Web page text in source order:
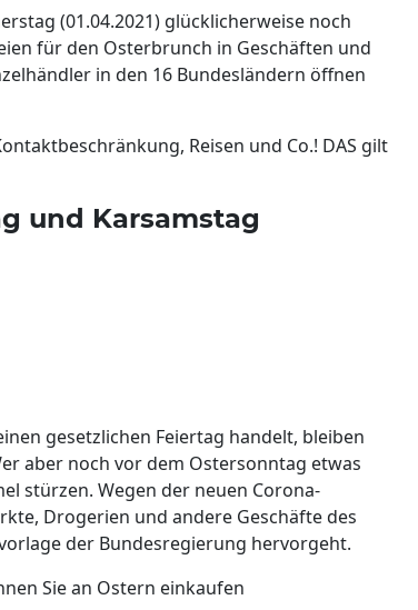
(01.04.2021) glücklicherweise noch
für den Osterbrunch in Geschäften und
in den 16 Bundesländern öffnen
Reisen und Co.! DAS gilt
und Karsamstag
gesetzlichen Feiertag handelt, bleiben
aber noch vor dem Ostersonntag etwas
stürzen. Wegen der neuen Corona-
Drogerien und andere Geschäfte des
der Bundesregierung hervorgeht.
Sie an Ostern einkaufen